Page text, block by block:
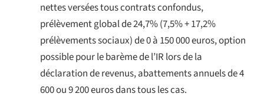
nettes versées tous contrats confondus,
prélèvement global de 24,7% (7,5% + 17,2%
prélèvements sociaux) de 0 à 150 000 euros, option
possible pour le barème de l’IR lors de la
déclaration de revenus, abattements annuels de 4
600 ou 9 200 euros dans tous les cas.